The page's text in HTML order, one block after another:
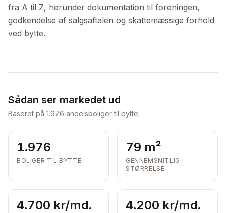
fra A til Z, herunder dokumentation til foreningen,
godkendelse af salgsaftalen og skatte­mæssige forhold
ved bytte.
Sådan ser markedet ud
Baseret på 1.976 andelsboliger til bytte
1.976
BOLIGER TIL BYTTE
79 m²
GENNEMSNITLIG
STØRRELSE
4.700 kr/md. 4.200 kr/md.